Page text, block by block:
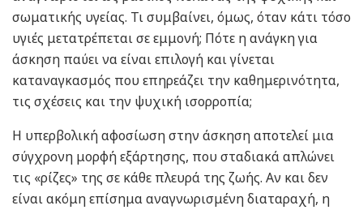
σωματικής υγείας. Τι συμβαίνει, όμως, όταν κάτι τόσο
υγιές μετατρέπεται σε εμμονή; Πότε η ανάγκη για
άσκηση παύει να είναι επιλογή και γίνεται
καταναγκασμός που επηρεάζει την καθημερινότητα,
τις σχέσεις και την ψυχική ισορροπία;
Η υπερβολική αφοσίωση στην άσκηση αποτελεί μια
σύγχρονη μορφή εξάρτησης, που σταδιακά απλώνει
τις «ρίζες» της σε κάθε πλευρά της ζωής. Αν και δεν
είναι ακόμη επίσημα αναγνωρισμένη διαταραχή, η